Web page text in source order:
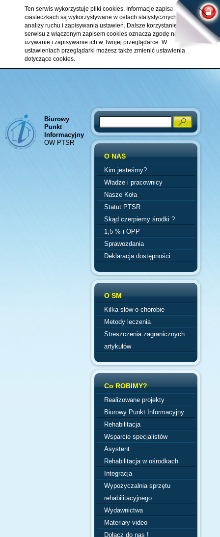
Ten serwis wykorzystuje pliki cookies. Informacje zapisane w
ciasteczkach są wykorzystywane w celach statystycznych,
analizy ruchu i zapisywania ustawień. Dalsze korzystanie z
serwisu z włączonym zapisem cookies oznacza zgodę na ich
używanie i zapisywanie ich w Twojej przeglądarce. W
ustawieniach przeglądarki możesz także zmienić ustawienia
dotyczące cookies.
Biurowy
Punkt
Informacyjny
OW PTSR
Search
O NAS
Kim jesteśmy?
Władze i pracownicy
Nasze Koła
Statut PTSR
Skąd czerpiemy środki ?
1,5 % i OPP
Sprawozdania
Deklaracja dostępności
O SM
Kilka słów o chorobie
Metody leczenia
Streszczenia zagranicznych
artykułów
Co ROBIMY?
Realizowane projekty
Biurowy Punkt Informacyjny
Rehabilitacja
Wsparcie specjalistów
Asystent
Rehabilitacja w ośrodkach
Integracja
Wypożyczalnia sprzętu
rehabilitacyjnego
Wydawnictwa
Materiały video
Dołącz do nas !